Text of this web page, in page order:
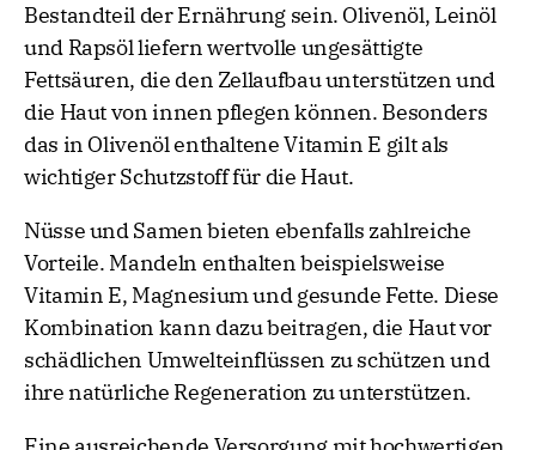
Bestandteil der Ernährung sein. Olivenöl, Leinöl
und Rapsöl liefern wertvolle ungesättigte
Fettsäuren, die den Zellaufbau unterstützen und
die Haut von innen pflegen können. Besonders
das in Olivenöl enthaltene Vitamin E gilt als
wichtiger Schutzstoff für die Haut.
Nüsse und Samen bieten ebenfalls zahlreiche
Vorteile. Mandeln enthalten beispielsweise
Vitamin E, Magnesium und gesunde Fette. Diese
Kombination kann dazu beitragen, die Haut vor
schädlichen Umwelteinflüssen zu schützen und
ihre natürliche Regeneration zu unterstützen.